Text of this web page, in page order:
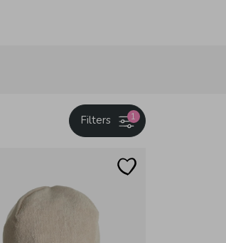
1
Filters